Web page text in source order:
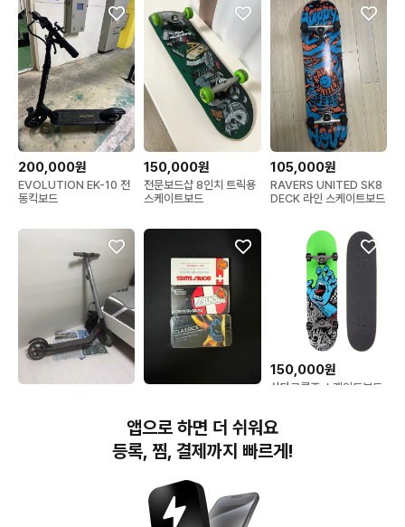
200,000원
EVOLUTION EK-10 전
동킥보드
150,000원
전문보드샵 8인치 트릭용
스케이트보드
105,000원
RAVERS UNITED SK8
DECK 라인 스케이트보드
세그웨이 킥보드 판매합니
스케이트보드 베어링 3종
150,000원
산타크루즈 스케이트보드
앱으로 하면 더 쉬워요
등록, 찜, 결제까지 빠르게!